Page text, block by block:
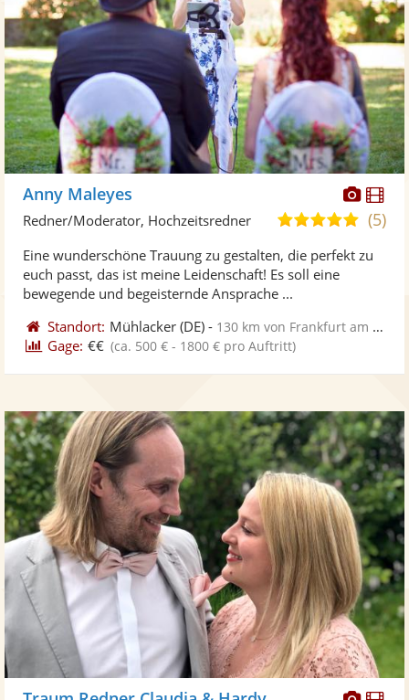
Fotos
Anny Maleyes
5,0
5
(5)
Redner/Moderator, Hochzeitsredner
Eine wunderschöne Trauung zu gestalten, die perfekt zu
euch passt, das ist meine Leidenschaft! Es soll eine
bewegende und begeisternde Ansprache ...
Standort: Mühlacker (DE) - 130 km von Frankfurt am Main
Gage: €€ (ca. 500 € - 1800 € pro Auftritt)